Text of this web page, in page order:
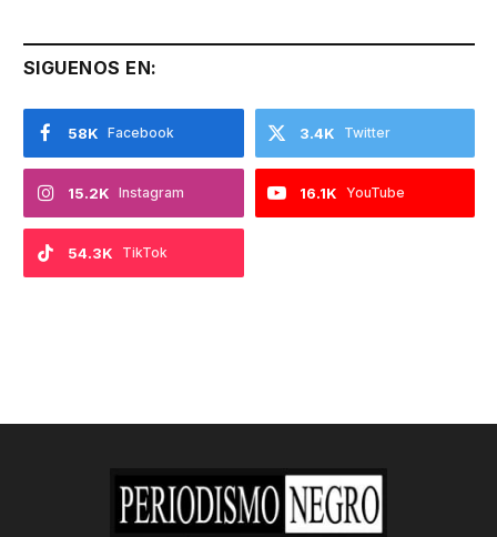
SIGUENOS EN:
Facebook
58K Twitter
3.4K
Instagram
15.2K YouTube
16.1K
TikTok
54.3K